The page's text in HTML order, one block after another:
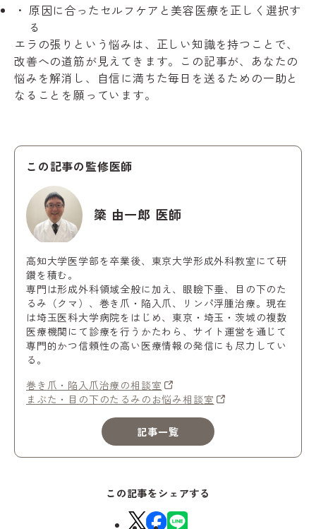
原因に合ったセルフケアと美容医療を正しく選択す
る
エラの張りという悩みは、正しい知識を持つことで、
改善への道筋が見えてきます。この記事が、あなたの
悩みを解消し、自信に満ちた毎日を送るための一助と
なることを願っています。
この記事の監修医師
簗 由一郎 医師
高知大学医学部を卒業後、東京大学形成外科教室にて研
鑽を積む。
専門は形成外科領域全般に加え、眼瞼下垂、目の下のた
るみ（クマ）、巻き爪・陥入爪、リンパ浮腫治療。現在
は埼玉医科大学病院をはじめ、東京・埼玉・茨城の複数
医療機関にて診療を行うかたわら、サイト運営を通じて
専門的かつ信頼性の高い医療情報の発信にも尽力してい
る。
巻き爪・陥入爪治療の相談室
まぶた・目の下のたるみのお悩み相談室
記事一覧
この記事をシェアする